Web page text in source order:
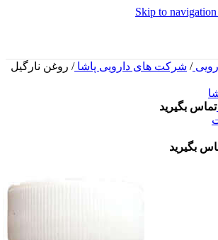
Skip to navigation
/ شرکت های دارویی پاشا/ روغن نارگیل
تماس بگیرید
بگیرید